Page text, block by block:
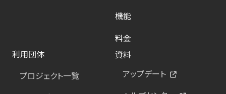
機能
料金
利用団体
プロジェクト一覧
資料
アップデート